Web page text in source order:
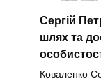
Сергій
шлях та
Коваленко